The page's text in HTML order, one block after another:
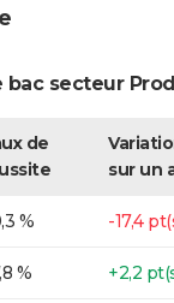
bac secteur
de
sur un
% -17,4
% +2,2